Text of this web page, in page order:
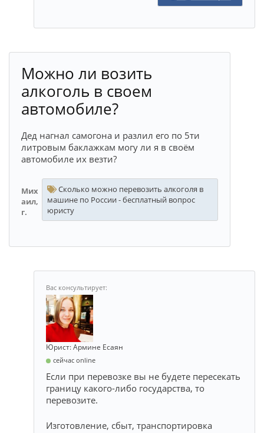
Можно ли возить
алкоголь в своем
автомобиле?
Дед нагнал самогона и разлил его по 5ти
литровым баклажкам могу ли я в своём
автомобиле их везти?
Мих
аил,
г.
Сколько можно перевозить алкоголя в
машине по России - бесплатный вопрос
юристу
Юрист: Армине Есаян
сейчас online
Если при перевозке вы не будете пересекать
границу какого-либо государства, то
перевозите.
Изготовление, сбыт, транспортировка